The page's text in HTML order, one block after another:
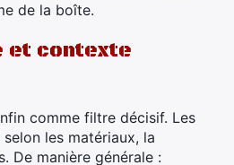
de la boîte.
et contexte
comme filtre décisif. Les
les matériaux, la
De manière générale :